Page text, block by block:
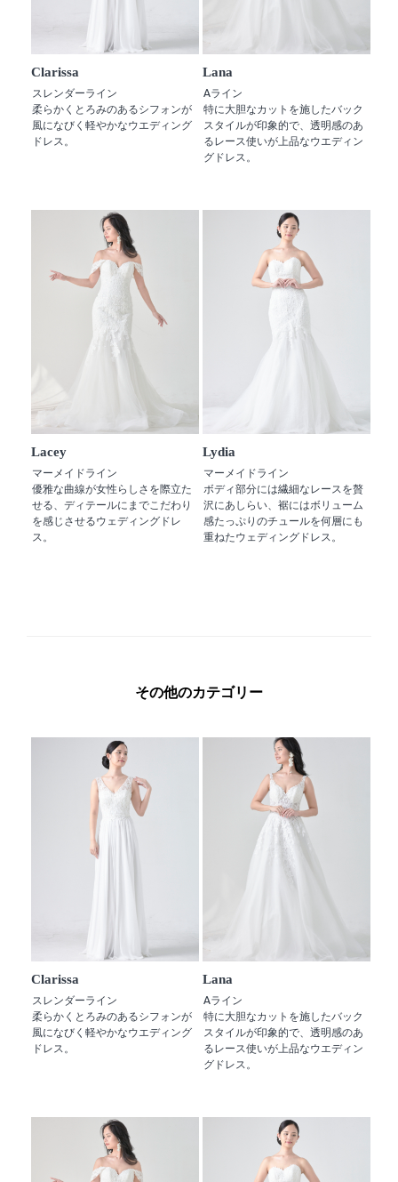
Clarissa
スレンダーライン
柔らかくとろみのあるシフォンが
風になびく軽やかなウエディング
ドレス。
Lana
Aライン
特に大胆なカットを施したバック
スタイルが印象的で、透明感のあ
るレース使いが上品なウエディン
グドレス。
Lacey
マーメイドライン
優雅な曲線が女性らしさを際立た
せる、ディテールにまでこだわり
を感じさせるウェディングドレ
ス。
Lydia
マーメイドライン
ボディ部分には繊細なレースを贅
沢にあしらい、裾にはボリューム
感たっぷりのチュールを何層にも
重ねたウェディングドレス。
その他のカテゴリー
Clarissa
スレンダーライン
柔らかくとろみのあるシフォンが
風になびく軽やかなウエディング
ドレス。
Lana
Aライン
特に大胆なカットを施したバック
スタイルが印象的で、透明感のあ
るレース使いが上品なウエディン
グドレス。